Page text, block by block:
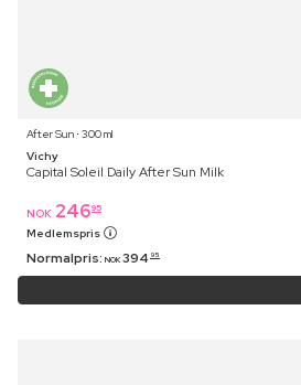
After Sun ⋅ 300 ml
Vichy
Capital Soleil Daily After Sun Milk
NOK 24695
Medlemspris
Normalpris: NOK 394 95